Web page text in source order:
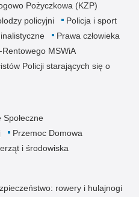
Pożyczkowa (KZP)
policyjni
Policja i sport
Prawa człowieka
MSWiA
Policji starających się o
Przemoc Domowa
i środowiska
rowery i hulajnogi